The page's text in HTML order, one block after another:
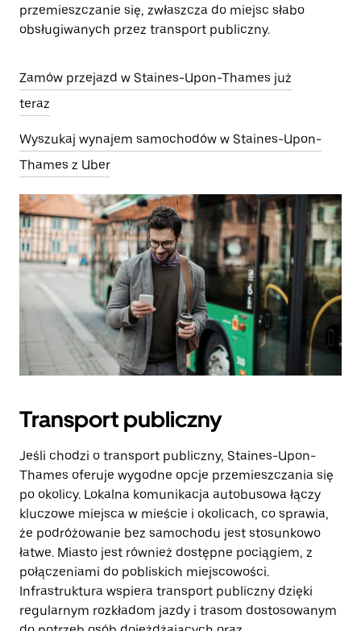
przemieszczanie się, zwłaszcza do miejsc słabo
obsługiwanych przez transport publiczny.
Zamów przejazd w Staines-Upon-Thames już
teraz
Wyszukaj wynajem samochodów w Staines-Upon-
Thames z Uber
Transport publiczny
Jeśli chodzi o transport publiczny, Staines-Upon-
Thames oferuje wygodne opcje przemieszczania się
po okolicy. Lokalna komunikacja autobusowa łączy
kluczowe miejsca w mieście i okolicach, co sprawia,
że podróżowanie bez samochodu jest stosunkowo
łatwe. Miasto jest również dostępne pociągiem, z
połączeniami do pobliskich miejscowości.
Infrastruktura wspiera transport publiczny dzięki
regularnym rozkładom jazdy i trasom dostosowanym